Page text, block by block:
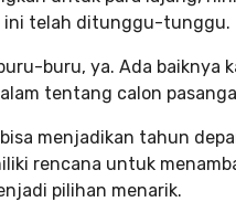
ini telah ditunggu-tunggu.
buru, ya. Ada baiknya
tentang calon
menjadikan tahun
rencana untuk
pilihan menarik.